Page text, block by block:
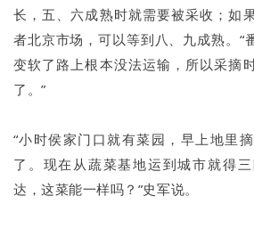
长，五、六成熟时就需要被采收；如
者北京市场，可以等到八、九成熟。“
变软了路上根本没法运输，所以采摘
了。”
“小时侯家门口就有菜园，早上地里
了。现在从蔬菜基地运到城市就得
达，这菜能一样吗？”史军说。